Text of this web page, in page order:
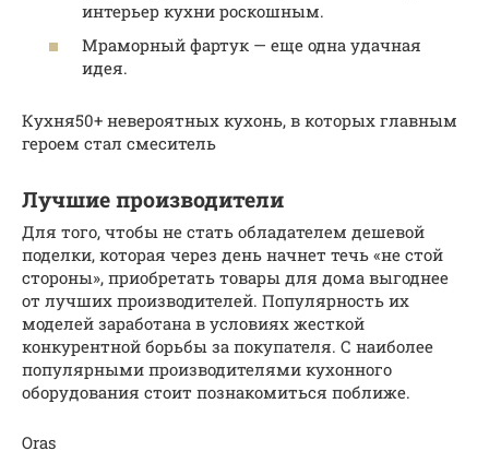
интерьер кухни роскошным.
Мраморный фартук — еще одна удачная
идея.
Кухня50+ невероятных кухонь, в которых главным
героем стал смеситель
Лучшие производители
Для того, чтобы не стать обладателем дешевой
поделки, которая через день начнет течь «не стой
стороны», приобретать товары для дома выгоднее
от лучших производителей. Популярность их
моделей заработана в условиях жесткой
конкурентной борьбы за покупателя. С наиболее
популярными производителями кухонного
оборудования стоит познакомиться поближе.
Oras